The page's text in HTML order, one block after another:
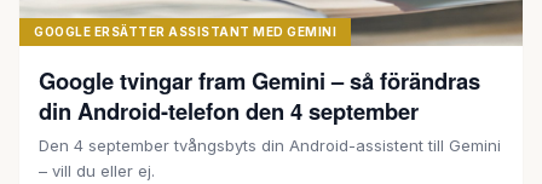
GOOGLE ERSÄTTER ASSISTANT MED GEMINI
Google tvingar fram Gemini – så förändras
din Android-telefon den 4 september
Den 4 september tvångsbyts din Android-assistent till Gemini
– vill du eller ej.